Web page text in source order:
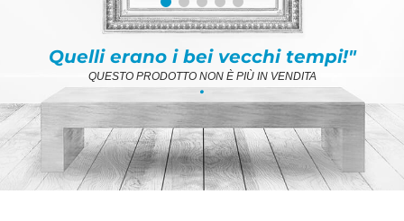
Quelli erano i bei vecchi tempi!"
QUESTO PRODOTTO NON È PIÙ IN VENDITA
.